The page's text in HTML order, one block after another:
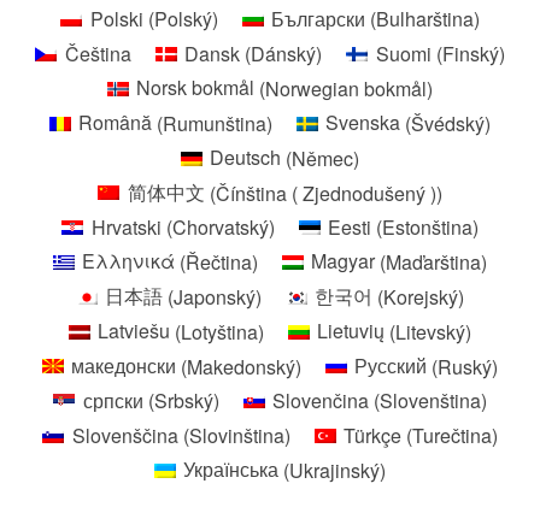
Polski (Polský) Български (Bulharština)
Čeština
Dansk (Dánský) Suomi (Finský)
Norsk bokmål (Norwegian bokmål)
Română (Rumunština) Svenska (Švédský)
Deutsch (Němec)
简体中文 (Čínština ( Zjednodušený ))
Hrvatski (Chorvatský) Eesti (Estonština)
Ελληνικά (Řečtina) Magyar (Maďarština)
日本語 (Japonský) 한국어 (Korejský)
Latviešu (Lotyština) Lietuvių (Litevský)
македонски (Makedonský) Русский (Ruský)
српски (Srbský) Slovenčina(Slovenština)
Slovenščina(Slovinština) Türkçe(Turečtina)
Українська (Ukrajinský)